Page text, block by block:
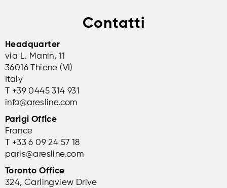
Contatti
Headquarter
via L. Manin, 11
36016 Thiene (VI)
Italy
T +39 0445 314 931
info@aresline.com
Parigi Office
France
T +33 6 09 24 57 18
paris@aresline.com
Toronto Office
324, Carlingview Drive